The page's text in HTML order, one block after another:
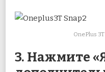
OnePlus
3. Нажмите